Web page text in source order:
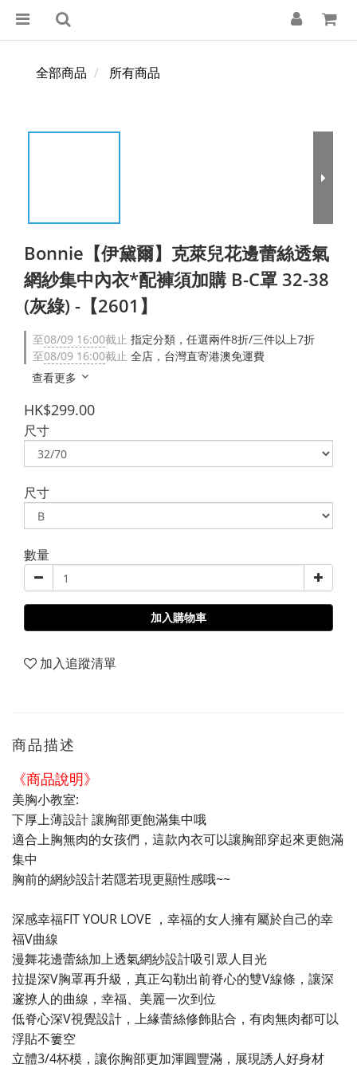
全部商品 所有商品
Bonnie【伊黛爾】克萊兒花邊蕾絲透氣
網紗集中內衣*配褲須加購 B-C罩 32-38
(灰綠) -【2601】
至08/09 16:00截止 指定分類，任選兩件8折/三件以上7折
至08/09 16:00截止 全店，台灣直寄港澳免運費
查看更多
HK$299.00
尺寸
尺寸
數量
加入購物車
加入追蹤清單
商品描述
《商品說明》
美胸小教室:
下厚上薄設計 讓胸部更飽滿集中哦
適合上胸無肉的女孩們，這款內衣可以讓胸部穿起來更飽滿
集中
胸前的網紗設計若隱若現更顯性感哦~~
深感幸福FIT YOUR LOVE ，幸福的女人擁有屬於自己的幸
福V曲線
漫舞花邊蕾絲加上透氣網紗設計吸引眾人目光
拉提深V胸罩再升級，真正勾勒出前脊心的雙V線條，讓深
邃撩人的曲線，幸福、美麗一次到位
低脊心深V視覺設計，上緣蕾絲修飾貼合，有肉無肉都可以
浮貼不簍空
立體3/4杯模，讓你胸部更加渾圓豐滿，展現誘人好身材